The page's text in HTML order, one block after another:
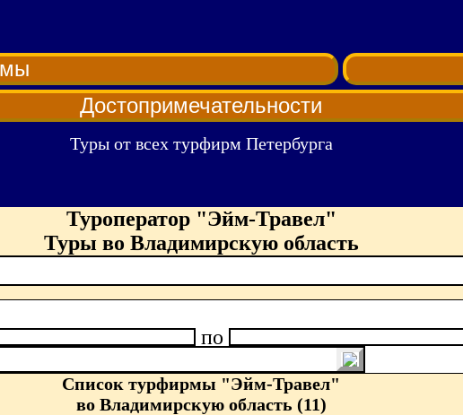
Достопримечательности
Туры от всех турфирм Петербурга
Туроператор "Эйм-Травел"
Туры во Владимирскую область
по
Список турфирмы "Эйм-Травел"
во Владимирскую область (11)